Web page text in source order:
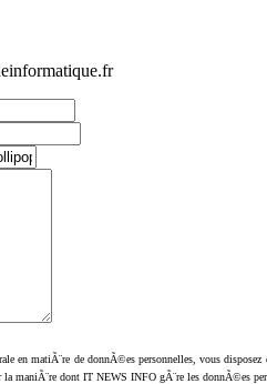
matiÃ¨re de donnÃ©es personnelles, vous disposez
la maniÃ¨re dont IT NEWS INFO gÃ¨re les donnÃ©es